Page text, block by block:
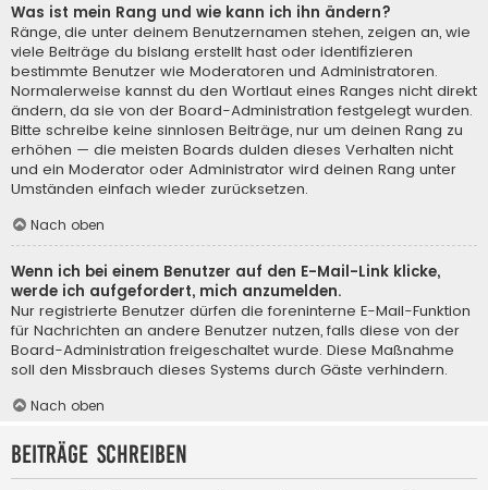
Was ist mein Rang und wie kann ich ihn ändern?
Ränge, die unter deinem Benutzernamen stehen, zeigen an, wie
viele Beiträge du bislang erstellt hast oder identifizieren
bestimmte Benutzer wie Moderatoren und Administratoren.
Normalerweise kannst du den Wortlaut eines Ranges nicht direkt
ändern, da sie von der Board-Administration festgelegt wurden.
Bitte schreibe keine sinnlosen Beiträge, nur um deinen Rang zu
erhöhen — die meisten Boards dulden dieses Verhalten nicht
und ein Moderator oder Administrator wird deinen Rang unter
Umständen einfach wieder zurücksetzen.
Nach oben
Wenn ich bei einem Benutzer auf den E-Mail-Link klicke,
werde ich aufgefordert, mich anzumelden.
Nur registrierte Benutzer dürfen die foreninterne E-Mail-Funktion
für Nachrichten an andere Benutzer nutzen, falls diese von der
Board-Administration freigeschaltet wurde. Diese Maßnahme
soll den Missbrauch dieses Systems durch Gäste verhindern.
Nach oben
Beiträge schreiben